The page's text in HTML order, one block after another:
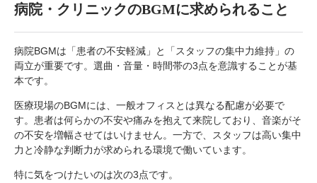
病院・クリニックのBGMに求められること
病院BGMは「患者の不安軽減」と「スタッフの集中力維持」の
両立が重要です。選曲・音量・時間帯の3点を意識することが基
本です。
医療現場のBGMには、一般オフィスとは異なる配慮が必要で
す。患者は何らかの不安や痛みを抱えて来院しており、音楽がそ
の不安を増幅させてはいけません。一方で、スタッフは高い集中
力と冷静な判断力が求められる環境で働いています。
特に気をつけたいのは次の3点です。